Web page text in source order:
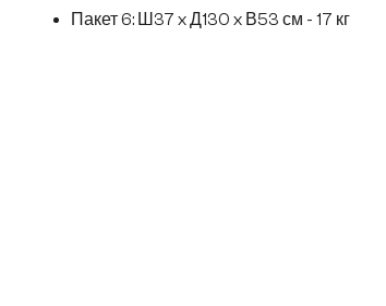
Пакет 6: Ш37 x Д130 x В53 см - 17 кг